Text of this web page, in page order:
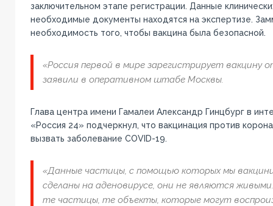
заключительном этапе регистрации. Данные
необходимые документы находятся на экспертизе.
необходимость того, чтобы вакцина была безопасной.
«Россия первой в мире зарегистрирует вакцину
заявили в оперативном штабе Москвы.
Глава центра имени Гамалеи Александр Гинцбург в
«Россия 24» подчеркнул, что вакцинация против
вызвать заболевание COVID-19.
«Данные частицы, с помощью которых мы
сделаны на аденовирусе, они не являются
те частицы, те объекты, которые могут